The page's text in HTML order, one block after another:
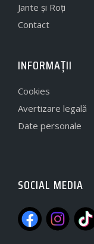
Jante și Roți
Contact
INFORMAȚII
Cookies
Avertizare legală
Date personale
SOCIAL MEDIA